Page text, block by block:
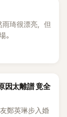
琦很漂亮，但
。
因太離譜 竟全
鄭英琳步入婚